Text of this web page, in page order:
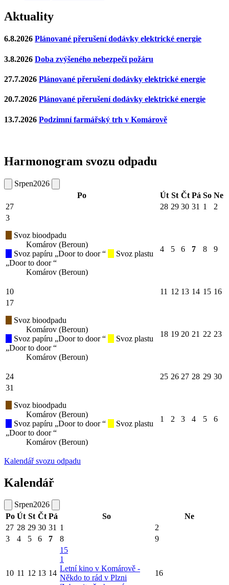
Aktuality
6.8.2026 Plánované přerušení dodávky elektrické energie
3.8.2026 Doba zvýšeného nebezpečí požáru
27.7.2026 Plánované přerušení dodávky elektrické energie
20.7.2026 Plánované přerušení dodávky elektrické energie
13.7.2026 Podzimní farmářský trh v Komárově
Harmonogram svozu odpadu
Srpen2026
Po
Út St Čt Pá So Ne
27
28 29 30 31 1
2
3
Svoz bioodpadu
Komárov (Beroun)
Svoz papíru „Door to door “
Svoz plastu
„Door to door “
Komárov (Beroun)
4 5 6 7 8 9
10 11 12 13 14 15 16
17
Svoz bioodpadu
Komárov (Beroun)
Svoz papíru „Door to door “
Svoz plastu
„Door to door “
Komárov (Beroun)
18 19 20 21 22 23
24 25 26 27 28 29 30
31
Svoz bioodpadu
Komárov (Beroun)
Svoz papíru „Door to door “
Svoz plastu
„Door to door “
Komárov (Beroun)
1 2 3 4 5 6
Kalendář svozu odpadu
Kalendář
Srpen2026
Po Út St Čt Pá So
Ne
27 28 29 30 31 1
2
3
4 5 6 7 8 9
10 11 12 13 14
15
1
Letní kino v Komárově -
Někdo to rád v Plzni
16